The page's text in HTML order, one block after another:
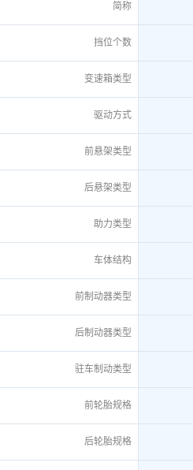
简称
挡位个数
变速箱类型
驱动方式
前悬架类型
后悬架类型
助力类型
车体结构
前制动器类型
后制动器类型
驻车制动类型
前轮胎规格
后轮胎规格